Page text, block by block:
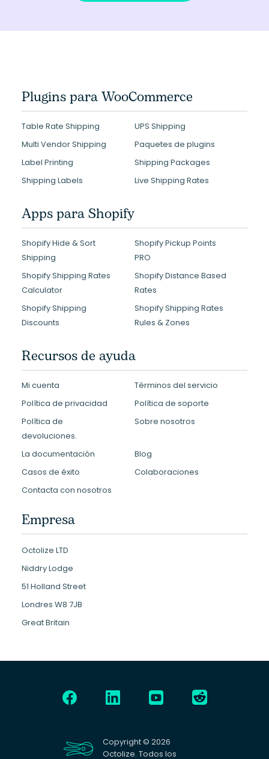
Plugins para WooCommerce
Table Rate Shipping
UPS Shipping
Multi Vendor Shipping
Paquetes de plugins
Label Printing
Shipping Packages
Shipping Labels
Live Shipping Rates
Apps para Shopify
Shopify Hide & Sort
Shipping
Shopify Pickup Points
PRO
Shopify Shipping Rates
Calculator
Shopify Distance Based
Rates
Shopify Shipping
Discounts
Shopify Shipping Rates
Rules & Zones
Recursos de ayuda
Mi cuenta
Términos del servicio
Política de privacidad
Política de soporte
Política de
devoluciones.
Sobre nosotros
La documentación
Blog
Casos de éxito
Colaboraciones
Contacta con nosotros
Empresa
Octolize LTD
Niddry Lodge
51 Holland Street
Londres W8 7JB
Great Britain
Copyright © 2026
Octolize. Todos los